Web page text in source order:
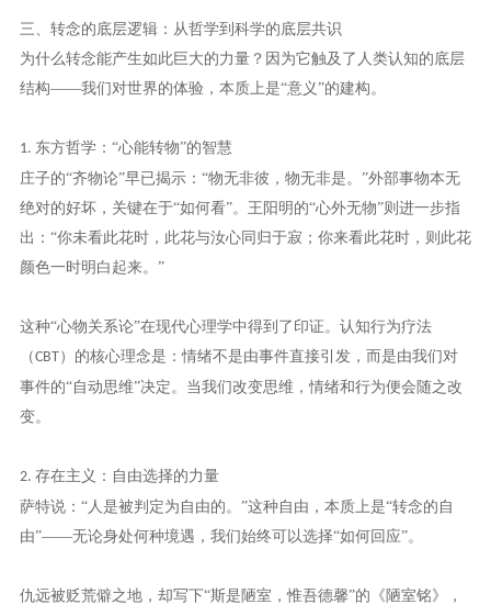
三、转念的底层逻辑：从哲学到科学的底层共识
为什么转念能产生如此巨大的力量？因为它触及了人类认知的底层
结构——我们对世界的体验，本质上是“意义”的建构。
1. 东方哲学：“心能转物”的智慧
庄子的“齐物论”早已揭示：“物无非彼，物无非是。”外部事物本无
绝对的好坏，关键在于“如何看”。王阳明的“心外无物”则进一步指
出：“你未看此花时，此花与汝心同归于寂；你来看此花时，则此花
颜色一时明白起来。”
这种“心物关系论”在现代心理学中得到了印证。认知行为疗法
（CBT）的核心理念是：情绪不是由事件直接引发，而是由我们对
事件的“自动思维”决定。当我们改变思维，情绪和行为便会随之改
变。
2. 存在主义：自由选择的力量
萨特说： “人是被判定为自由的。”这种自由，本质上是“转念的自
由”——无论身处何种境遇，我们始终可以选择“如何回应”。
仇远被贬荒僻之地，却写下“斯是陋室，惟吾德馨”的《陋室铭》，